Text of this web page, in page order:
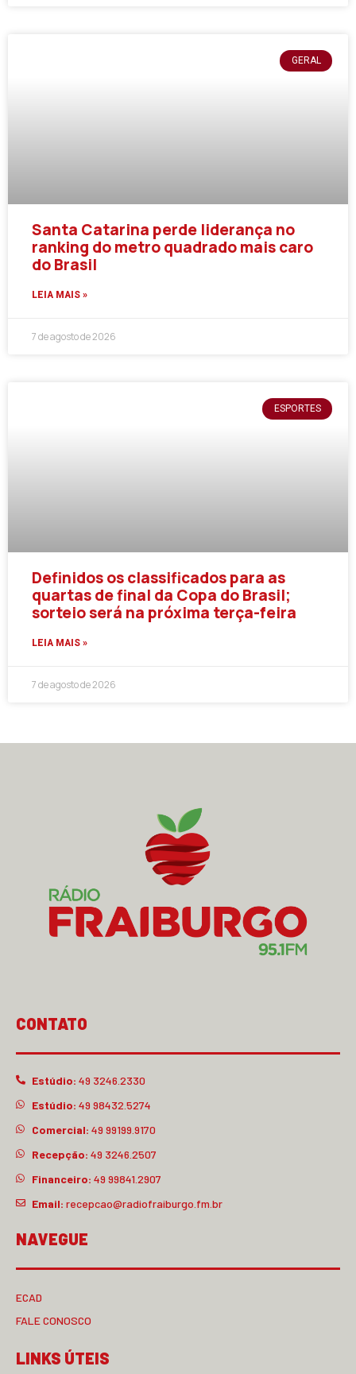
GERAL
Santa Catarina perde liderança no
ranking do metro quadrado mais caro
do Brasil
LEIA MAIS »
7 de agosto de 2026
ESPORTES
Definidos os classificados para as
quartas de final da Copa do Brasil;
sorteio será na próxima terça-feira
LEIA MAIS »
7 de agosto de 2026
CONTATO
Estúdio: 49 3246.2330
Estúdio: 49 98432.5274
Comercial: 49 99199.9170
Recepção: 49 3246.2507
Financeiro: 49 99841.2907
Email: recepcao@radiofraiburgo.fm.br
NAVEGUE
ECAD
FALE CONOSCO
LINKS ÚTEIS